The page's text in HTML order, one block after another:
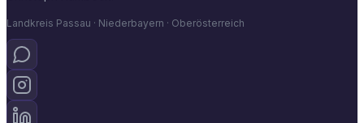
Landkreis Passau · Niederbayern · Oberösterreich